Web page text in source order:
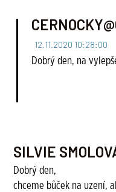
12.11.2020 10:28:00
Dobrý den, na
SILVIE
Dobrý den,
chceme bůček na uzení,